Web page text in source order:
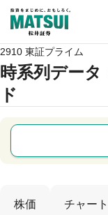
2910 東証プライム
時系列データ
ド
株価 チャート